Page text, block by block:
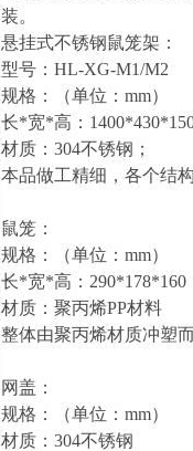
装。
悬挂式不锈钢鼠笼架：
型号： HL-XG-M1/M2
规格 ： （单位： mm）
长*宽*高：
材质： 304不锈钢；
本品做工精细，各个结
鼠笼：
规格 ： （单位： mm）
长*宽*高： 290*178*160
材质：聚丙烯PP材料
整体由聚丙烯材质冲塑
网盖：
规格：（单位： mm）
材质： 304不锈钢